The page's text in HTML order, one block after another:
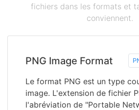
fichiers dans les formats et
conviennent.
PNG Image Format
Le format PNG est un type
image. L'extension de fichier
l'abréviation de "Portable